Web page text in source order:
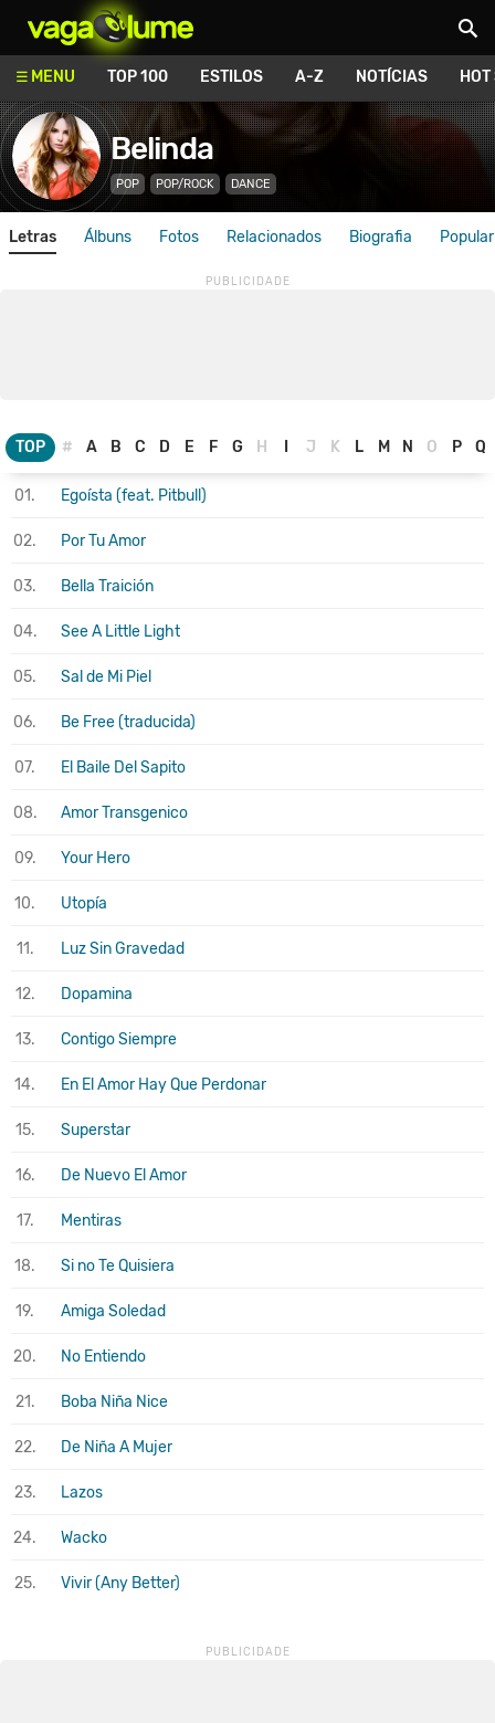
MENU TOP 100 ESTILOS A-Z NOTÍCIAS
Belinda
POP POP/ROCK DANCE
Letras Álbuns Fotos Relacionados Biografia
TOP # A B C D E F G H J K L M N O P Q
01. Egoísta (feat. Pitbull)
02. Por Tu Amor
03. Bella Traición
04. See A Little Light
05. Sal de Mi Piel
06. Be Free (traducida)
07. El Baile Del Sapito
08. Amor Transgenico
09. Your Hero
10. Utopía
11. Luz Sin Gravedad
12. Dopamina
13. Contigo Siempre
14. En El Amor Hay Que Perdonar
15. Superstar
16. De Nuevo El Amor
17. Mentiras
18. Si no Te Quisiera
19. Amiga Soledad
20. No Entiendo
21. Boba Niña Nice
22. De Niña A Mujer
23. Lazos
24. Wacko
25. Vivir (Any Better)